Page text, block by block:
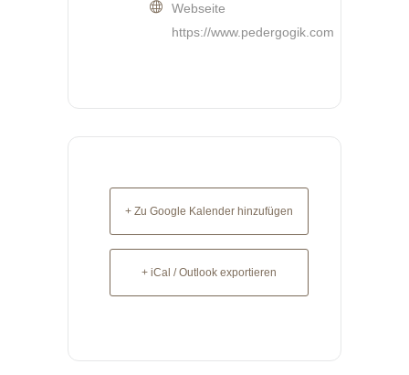
Webseite
https://www.pedergogik.com
+ Zu Google Kalender hinzufügen
+ iCal / Outlook exportieren